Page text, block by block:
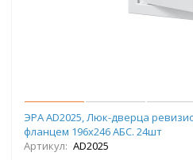
ЭРА AD2025, Люк-дверца
фланцем 196х246 АБС. 24шт
Артикул: AD2025